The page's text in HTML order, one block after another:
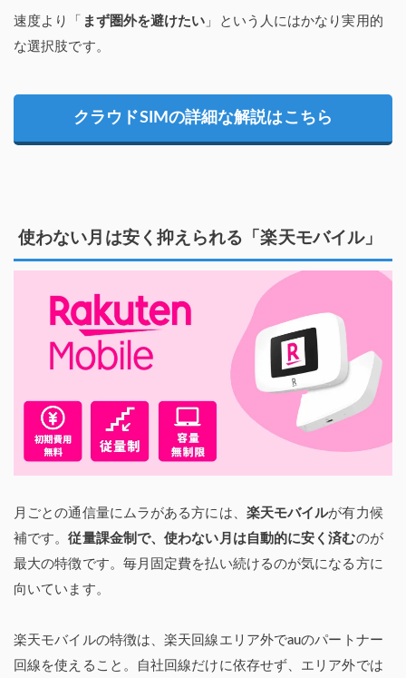
速度より「 まず圏外を避けたい 」という人にはかなり実用的
な選択肢です。
クラウドSIMの詳細な解説はこちら
使わない月は安く抑えられる「楽天モバイル」
月ごとの通信量にムラがある方には、 楽天モバイルが有力候
補です。従量課金制で、使わない月は自動的に安く済むのが
最大の特徴です。毎月固定費を払い続けるのが気になる方に
向いています。
楽天モバイルの特徴は、楽天回線エリア外でauのパートナー
回線を使えること。自社回線だけに依存せず、エリア外では